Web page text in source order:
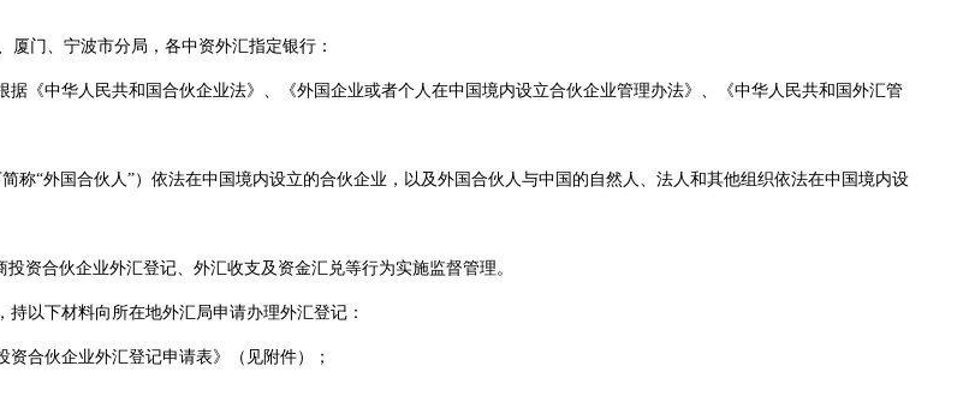
门、宁波市分局，各中资外汇指定银行：
《中华人民共和国合伙企业法》、 《外国企业或者个人在中国境内设立合伙企业管理办法》、《中华人民共和国外汇管
称“外国合伙人”）依法在中国境内设立的合伙企业，以及外国合伙人与中国的自然人、法人和其他组织依法在中国境内设
资合伙企业外汇登记、外汇收支及资金汇兑等行为实施监督管理。
持以下材料向所在地外汇局申请办理外汇登记：
合伙企业外汇登记申请表》（见附件）；